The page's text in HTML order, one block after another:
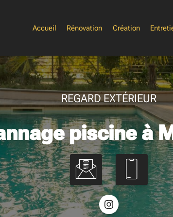
Accueil Rénovation Création
REGARD EXTÉRIEUR
piscine à